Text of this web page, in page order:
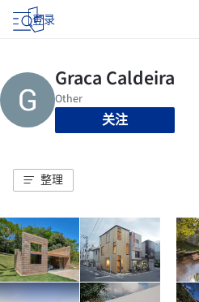
登录
关注
整理